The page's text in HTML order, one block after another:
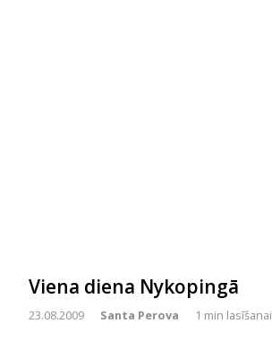
Viena diena Nykopingā
23.08.2009 Santa Perova 1 min lasīšanai